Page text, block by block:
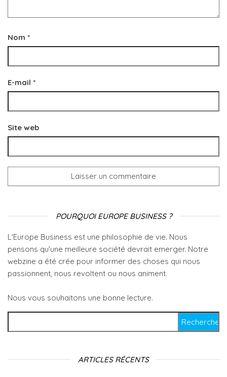
Nom *
E-mail *
Site web
POURQUOI EUROPE BUSINESS ?
L'Europe Business est une philosophie de vie. Nous
pensons qu'une meilleure société devrait emerger. Notre
webzine a été crée pour informer des choses qui nous
passionnent, nous revoltent ou nous animent.
Nous vous souhaitons une bonne lecture.
ARTICLES RÉCENTS